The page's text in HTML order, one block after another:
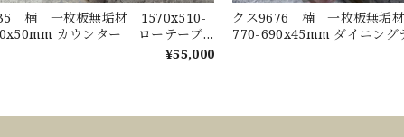
楠 一枚板無垢材 1570x510-
カウンター ローテーブ
ターテーブル 天板 樟 くすのき
¥55,000
クス9676 楠 一枚板無垢
770-690x45mm ダイニン
ーテーブル センターテ